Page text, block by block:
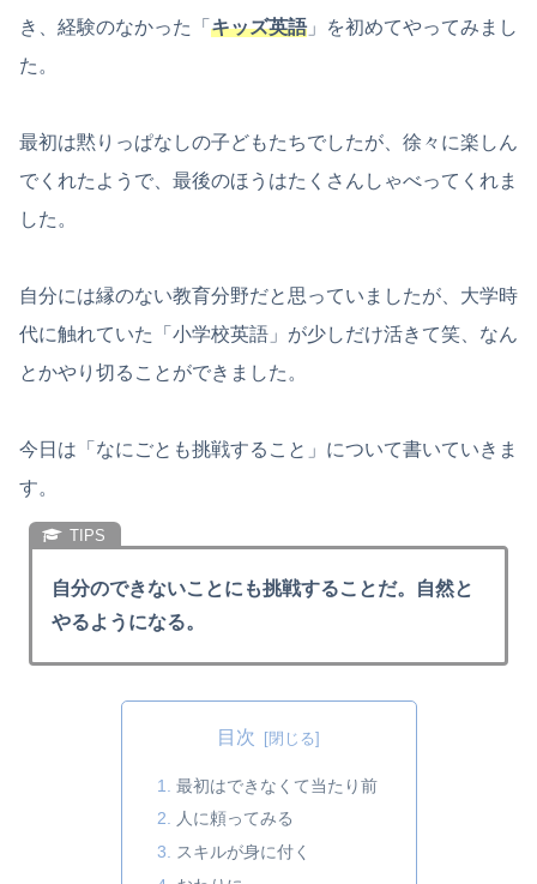
き、経験のなかった「 キッズ英語」を初めてやってみまし
た。
最初は黙りっぱなしの子どもたちでしたが、徐々に楽しん
でくれたようで、最後のほうはたくさんしゃべってくれま
した。
自分には縁のない教育分野だと思っていましたが、大学時
代に触れていた「小学校英語」が少しだけ活きて笑、なん
とかやり切ることができました。
今日は「なにごとも挑戦すること」について書いていきま
す。
自分のできないことにも挑戦することだ。自然と
やるようになる。
目次
最初はできなくて当たり前
人に頼ってみる
スキルが身に付く